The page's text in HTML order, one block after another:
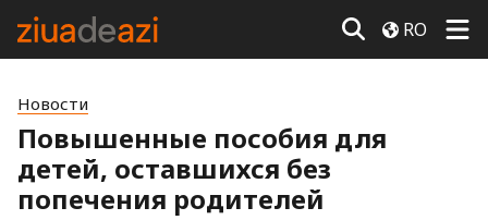
RO
Новости
Повышенные пособия для
детей, оставшихся без
попечения родителей